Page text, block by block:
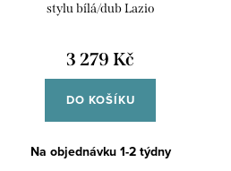
stylu bílá/dub Lazio
3 279 Kč
DO KOŠÍKU
Na objednávku 1-2 týdny